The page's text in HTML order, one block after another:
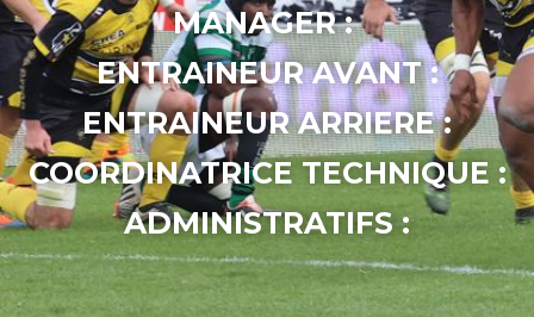
MANAGER :
ENTRAINEUR AVANT :
ENTRAINEUR ARRIERE :
COORDINATRICE TECHNIQUE :
ADMINISTRATIFS :